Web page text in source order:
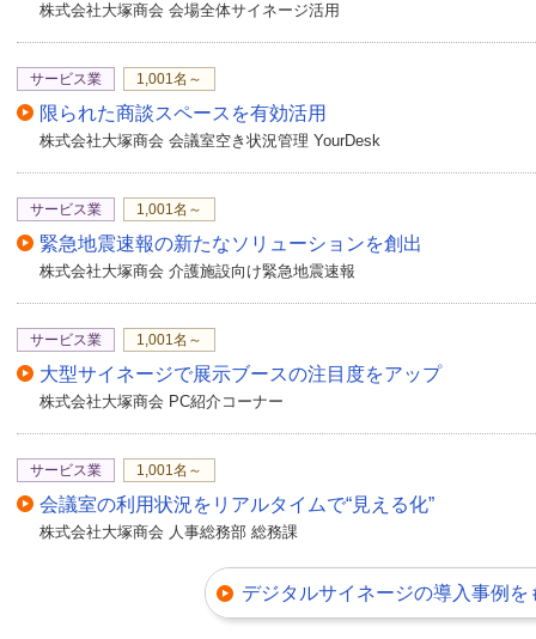
株式会社大塚商会 会場全体サイネージ活用
サービス業 1,001名～
限られた商談スペースを有効活用
株式会社大塚商会 会議室空き状況管理 YourDesk
サービス業 1,001名～
緊急地震速報の新たなソリューションを創出
株式会社大塚商会 介護施設向け緊急地震速報
サービス業 1,001名～
大型サイネージで展示ブースの注目度をアップ
株式会社大塚商会 PC紹介コーナー
サービス業 1,001名～
会議室の利用状況をリアルタイムで“見える化”
株式会社大塚商会 人事総務部 総務課
デジタルサイネージの導入事例を